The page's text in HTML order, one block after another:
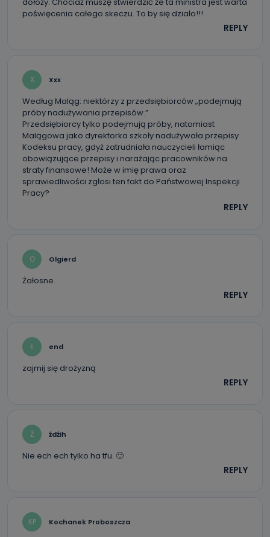
poświęcenia całego skeczu. To by się działo!!!
REPLY
X Xxx
Według Maląg: niektórzy z przedsiębiorców „podejmują
próby nadużywania przepisów.”
Przedsiębiorcy tylko podejmują próby, natomiast
Malągowa jako dyrektorka szkoły nadużywała przepisy
Kodeksu pracy, gdyż zatrudniała nauczycieli łamiąc
obowiązujące przepisy i narażając pracowników na
straty finansowe! Może w imię prawa oraz
sprawiedliwości zgłosi ten fakt do Państwowej Inspekcji
Pracy?
REPLY
O Olgierd
Żałosne.
REPLY
E end
zajmij się drożyzną
REPLY
Ź źdźih
Nie ech ech tylko ha tfu. 🙂
REPLY
KP Kochanek Proboszcza